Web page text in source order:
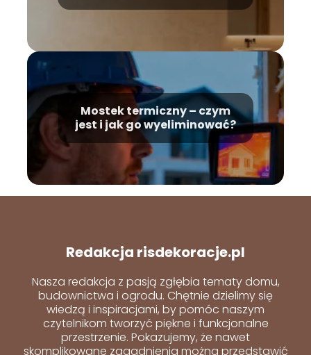
Mostek termiczny – czym
jest i jak go wyeliminować?
Redakcja risdekoracje.pl
Nasza redakcja z pasją zgłębia tematy domu,
budownictwa i ogrodu. Chętnie dzielimy się
wiedzą i inspiracjami, by pomóc naszym
czytelnikom tworzyć piękne i funkcjonalne
przestrzenie. Pokazujemy, że nawet
skomplikowane zagadnienia można przedstawić